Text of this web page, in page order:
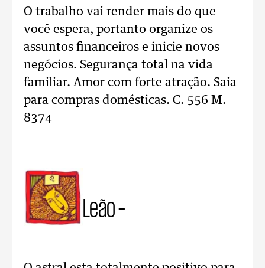
O trabalho vai render mais do que
você espera, portanto organize os
assuntos financeiros e inicie novos
negócios. Segurança total na vida
familiar. Amor com forte atração. Saia
para compras domésticas. C. 556 M.
8374
Leão –